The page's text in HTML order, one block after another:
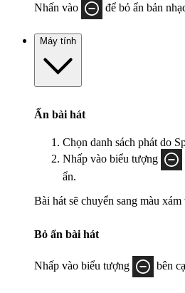
Nhấn vào để bỏ ẩn bản
Máy tính
Ẩn bài hát
Chọn danh sách phát do
Nhấp vào biểu tượng
ẩn.
Bài hát sẽ chuyển sang màu
Bỏ ẩn bài hát
Nhấp vào biểu tượng bên